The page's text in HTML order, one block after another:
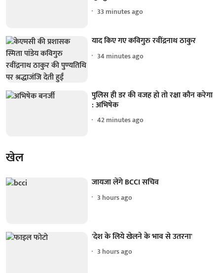
33 minutes ago
याद किए गए कविगुरु रवींद्रनाथ ठाकुर
34 minutes ago
पुलिस ही डर की वजह हो तो रक्षा कौन करेगा
: अभिषेक
42 minutes ago
खेल
जायजा लेंगे BCCI सचिव
3 hours ago
'देश के लिये खेलने के भाव से उतरना'
3 hours ago